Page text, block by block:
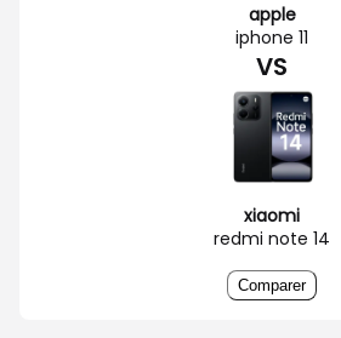
apple
iphone 11
VS
xiaomi
redmi note 14
Comparer